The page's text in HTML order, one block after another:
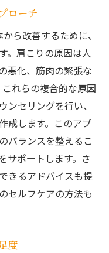
システム
の同時進行
果を引き出す
える驚きの効果
フレッシュ
ンが肩こり改善に
しの時間を提供
す健康効果
相乗効果
ローチ
ら改善するために、
。肩こりの原因は人
悪化、筋肉の緊張な
れらの複合的な原因
ンセリングを行い、
成します。このアプ
バランスを整えるこ
サポートします。さ
きるアドバイスも提
セルフケアの方法も
度